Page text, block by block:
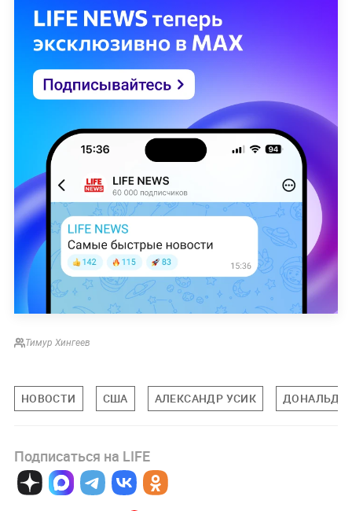
Тимур Хингеев
НОВОСТИ США АЛЕКСАНДР УСИК ДОНАЛЬД
Подписаться на LIFE